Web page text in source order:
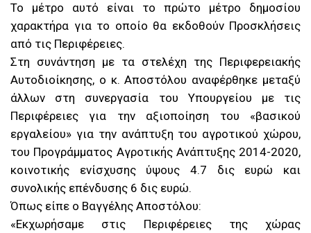
Το μέτρο αυτό είναι το πρώτο μέτρο δημοσίου
χαρακτήρα για το οποίο θα εκδοθούν Προσκλήσεις
από τις Περιφέρειες.
Στη συνάντηση με τα στελέχη της Περιφερειακής
Αυτοδιοίκησης, ο κ. Αποστόλου αναφέρθηκε μεταξύ
άλλων στη συνεργασία του Υπουργείου με τις
Περιφέρειες για την αξιοποίηση του «βασικού
εργαλείου» για την ανάπτυξη του αγροτικού χώρου,
του Προγράμματος Αγροτικής Ανάπτυξης 2014-2020,
κοινοτικής ενίσχυσης ύψους 4.7 δις ευρώ και
συνολικής επένδυσης 6 δις ευρώ.
Όπως είπε ο Βαγγέλης Αποστόλου:
«Εκχωρήσαμε στις Περιφέρειες της χώρας